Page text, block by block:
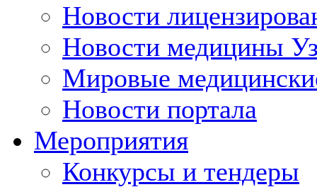
Новости
Новости медицины
Мировые
Новости портала
Мероприятия
Конкурсы и тендеры